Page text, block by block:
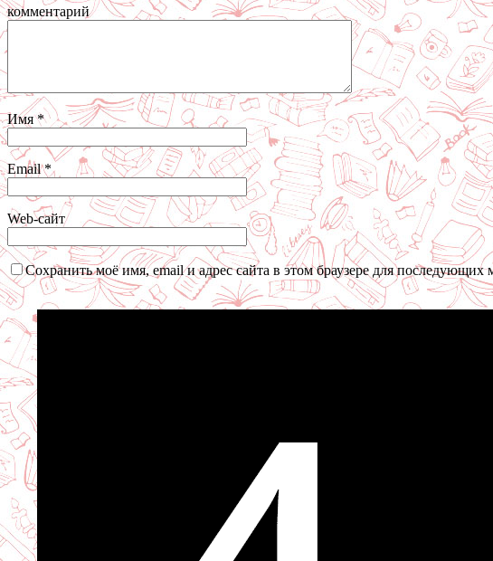
комментарий
Имя*
Email*
Web-сайт
Сохранить моё имя, email и адрес сайта в этом браузере для последующих